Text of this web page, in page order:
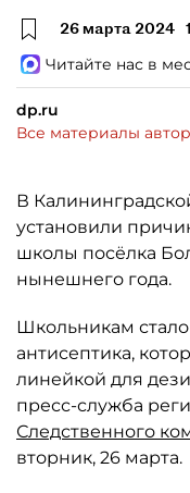
26 марта 2024
Читайте нас в
dp.ru
Все материалы
В
установили
школы посёлка
нынешнего года.
Школьникам
антисептика,
линейкой для
пресс-служба
Следственного
вторник, 26 марта.